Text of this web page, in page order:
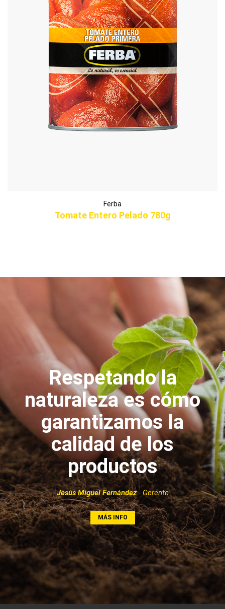
Ferba
Tomate Entero Pelado 780g
Respetando la
naturaleza es cómo
garantizamos la
calidad de los
productos
Jesús Miguel Fernández- Gerente
MÁS INFO